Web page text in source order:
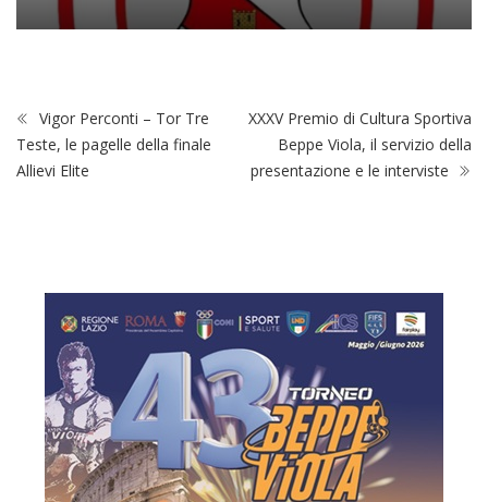
Vigor Perconti – Tor Tre
Teste, le pagelle della finale
Allievi Elite
XXXV Premio di Cultura Sportiva
Beppe Viola, il servizio della
presentazione e le interviste